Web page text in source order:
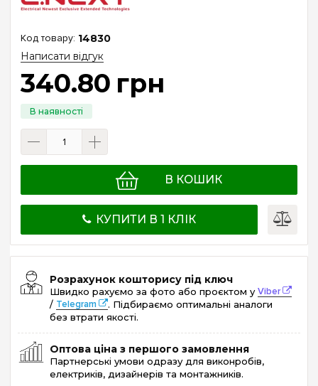
14830
Написати відгук
340.80 грн
В КОШИК
КУПИТИ В 1 КЛІК
Розрахунок кошторису під ключ
Швидко рахуємо за фото або проєктом уViber
/ Telegram
. Підбираємо оптимальні аналоги
без втрати якості.
Оптова ціна з першого замовлення
Партнерські умови одразу для виконробів,
електриків, дизайнерів та монтажників.